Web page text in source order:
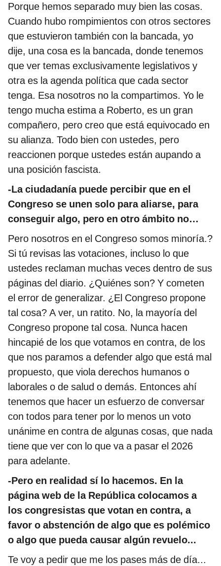
Porque hemos separado muy bien las cosas.
Cuando hubo rompimientos con otros sectores
que estuvieron también con la bancada, yo
dije, una cosa es la bancada, donde tenemos
que ver temas exclusivamente legislativos y
otra es la agenda política que cada sector
tenga. Esa nosotros no la compartimos. Yo le
tengo mucha estima a Roberto, es un gran
compañero, pero creo que está equivocado en
su alianza. Todo bien con ustedes, pero
reaccionen porque ustedes están aupando a
una posición fascista.
-La ciudadanía puede percibir que en el
Congreso se unen solo para aliarse, para
conseguir algo, pero en otro ámbito no…
Pero nosotros en el Congreso somos minoría.?
Si tú revisas las votaciones, incluso lo que
ustedes reclaman muchas veces dentro de sus
páginas del diario. ¿Quiénes son? Y cometen
el error de generalizar. ¿El Congreso propone
tal cosa? A ver, un ratito. No, la mayoría del
Congreso propone tal cosa. Nunca hacen
hincapié de los que votamos en contra, de los
que nos paramos a defender algo que está mal
propuesto, que viola derechos humanos o
laborales o de salud o demás. Entonces ahí
tenemos que hacer un esfuerzo de conversar
con todos para tener por lo menos un voto
unánime en contra de algunas cosas, que nada
tiene que ver con lo que va a pasar el 2026
para adelante.
-Pero en realidad sí lo hacemos. En la
página web de la República colocamos a
los congresistas que votan en contra, a
favor o abstención de algo que es polémico
o algo que pueda causar algún revuelo...
Te voy a pedir que me los pases más de día...